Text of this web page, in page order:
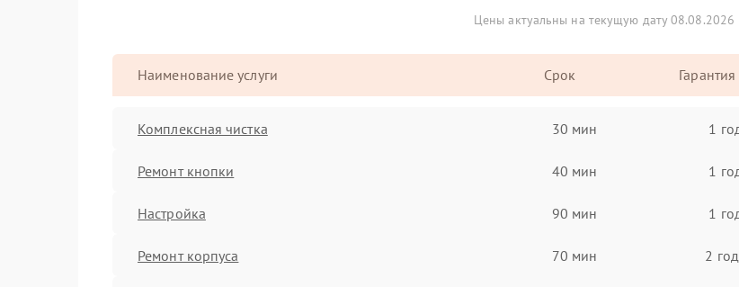
Цены актуальны на текущую дату 08.08.2026
Наименование услуги Срок Гарантия
Комплексная чистка 30 мин 1
Ремонт кнопки 40 мин 1
Настройка 90 мин 1
Ремонт корпуса 70 мин 2